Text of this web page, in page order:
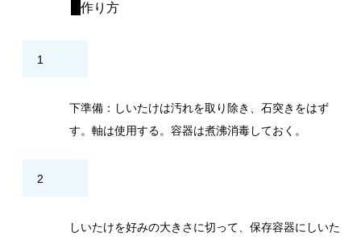
作り方
1
下準備：しいたけは汚れを取り除き、石突きをはず
す。軸は使用する。容器は煮沸消毒しておく。
2
しいたけを好みの大きさに切って、保存容器にしいた